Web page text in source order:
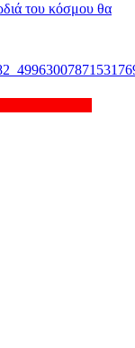
του κόσμου θα